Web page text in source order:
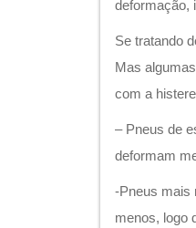
deformação,
Se tratando
Mas
com a
– Pneus de
deformam
-Pneus mais
menos, logo